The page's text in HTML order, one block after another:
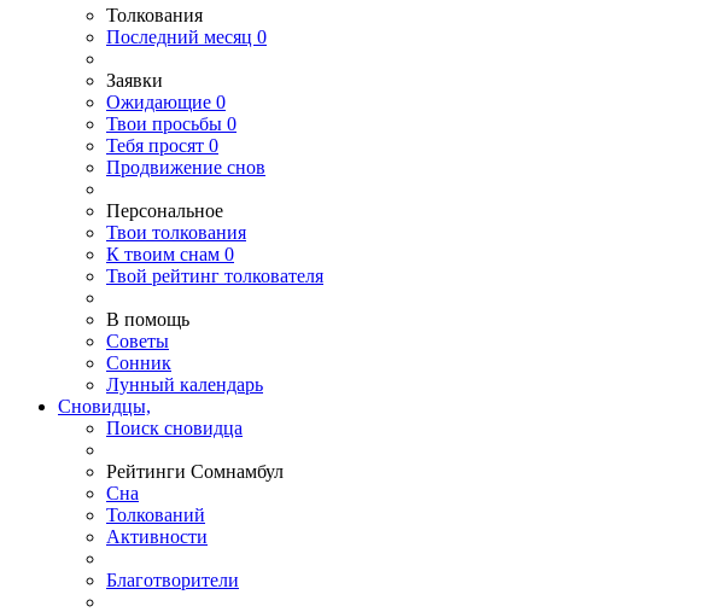
Толкования
Последний месяц 0
Заявки
Ожидающие 0
Твои просьбы 0
Тебя просят 0
Продвижение снов
Персональное
Твои толкования
К твоим снам 0
Твой рейтинг толкователя
В помощь
Советы
Сонник
Лунный календарь
Сновидцы,
Поиск сновидца
Рейтинги Сомнамбул
Сна
Толкований
Активности
Благотворители